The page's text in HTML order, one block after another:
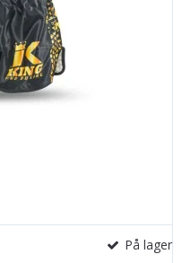
På lager